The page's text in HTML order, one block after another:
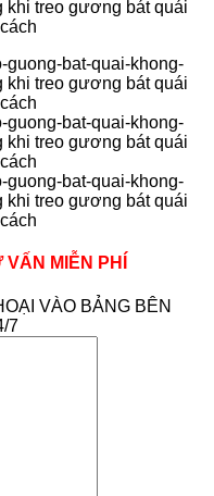
MIỄN PHÍ
VÀO BẢNG BÊN
7